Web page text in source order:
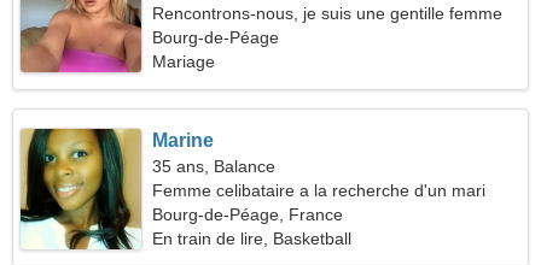
Rencontrons-nous, je suis une gentille femme
Bourg-de-Péage
Mariage
Marine
35 ans, Balance
Femme celibataire a la recherche d'un mari
Bourg-de-Péage, France
En train de lire, Basketball